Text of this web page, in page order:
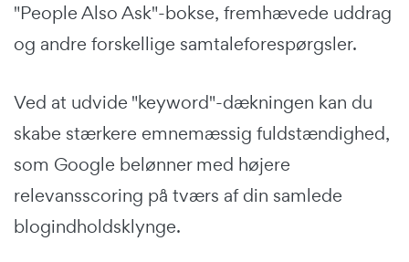
"People Also Ask"-bokse, fremhævede uddrag
og andre forskellige samtaleforespørgsler.
Ved at udvide "keyword"-dækningen kan du
skabe stærkere emnemæssig fuldstændighed,
som Google belønner med højere
relevansscoring på tværs af din samlede
blogindholdsklynge.